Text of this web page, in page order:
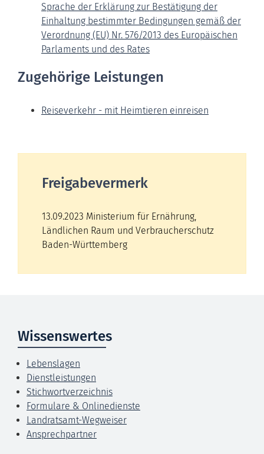
Sprache der Erklärung zur Bestätigung der
Einhaltung bestimmter Bedingungen gemäß der
Verordnung (EU) Nr. 576/2013 des Europäischen
Parlaments und des Rates
Zugehörige Leistungen
Reiseverkehr - mit Heimtieren einreisen
Freigabevermerk
13.09.2023 Ministerium für Ernährung,
Ländlichen Raum und Verbraucherschutz
Baden-Württemberg
Wissenswertes
Lebenslagen
Dienstleistungen
Stichwortverzeichnis
Formulare & Onlinedienste
Landratsamt-Wegweiser
Ansprechpartner